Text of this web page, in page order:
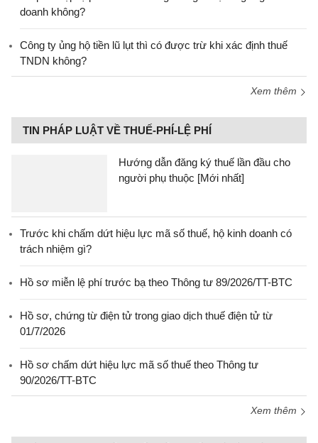
doanh không?
Công ty ủng hộ tiền lũ lụt thì có được trừ khi xác định thuế
TNDN không?
Xem thêm
TIN PHÁP LUẬT VỀ THUẾ-PHÍ-LỆ PHÍ
Hướng dẫn đăng ký thuế lần đầu cho
người phụ thuộc [Mới nhất]
Trước khi chấm dứt hiệu lực mã số thuế, hộ kinh doanh có
trách nhiệm gì?
Hồ sơ miễn lệ phí trước bạ theo Thông tư 89/2026/TT-BTC
Hồ sơ, chứng từ điện tử trong giao dịch thuế điện tử từ
01/7/2026
Hồ sơ chấm dứt hiệu lực mã số thuế theo Thông tư
90/2026/TT-BTC
Xem thêm